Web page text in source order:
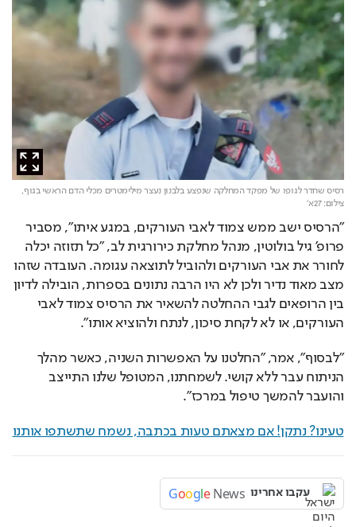
רסיס שחדר לגופו של מפקד המחלקה שנפצע בלבנון נעצר מילימטרים מכלי הדם הראשי בגוף,
צילום: 27א'
"הרסיס ישב ממש צמוד לאבי העורקים, במגע איתו", מסביר
העורקים, או לא לקחת סיכון, לנתח ולהוציא אותו".
והועבר להמשך טיפול במרכז".
טעינו? נתקן! אם מצאתם טעות בכתבה, נשמח שתשתפו אותנו
עקבו אחרינו Google News